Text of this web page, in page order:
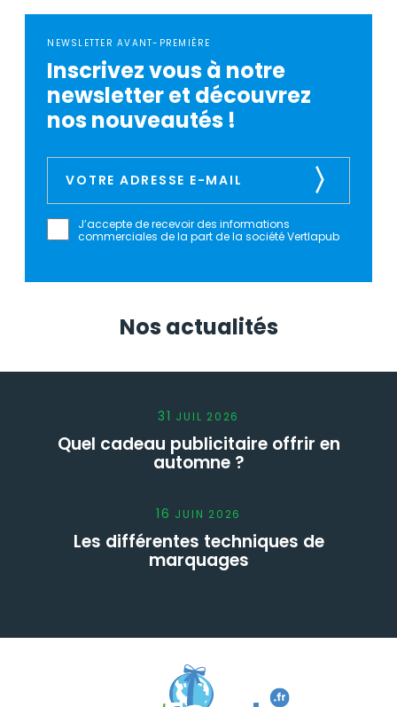
NEWSLETTER AVANT-PREMIÈRE
Inscrivez vous à notre
newsletter et découvrez
nos nouveautés !
J’accepte de recevoir des informations
commerciales de la part de la société Vertlapub
Nos actualités
31 JUIL 2026
Quel cadeau publicitaire offrir en
automne ?
16 JUIN 2026
Les différentes techniques de
marquages